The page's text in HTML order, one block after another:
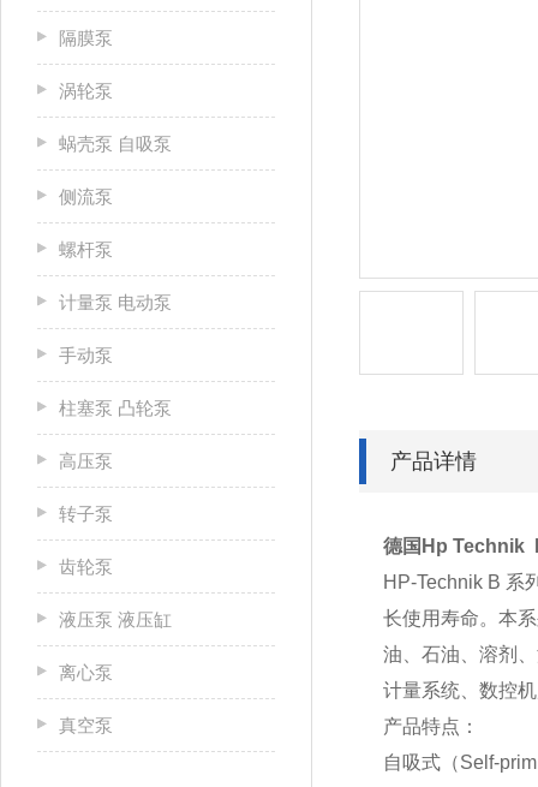
隔膜泵
涡轮泵
蜗壳泵 自吸泵
侧流泵
螺杆泵
计量泵 电动泵
手动泵
柱塞泵 凸轮泵
高压泵
转子泵
齿轮泵
液压泵 液压缸
离心泵
真空泵
产品详情
德国Hp Technik
HP-Technik B 系
长使用寿命。本
油、石油、溶剂
计量系统、数控
产品特点：
自吸式（Self-